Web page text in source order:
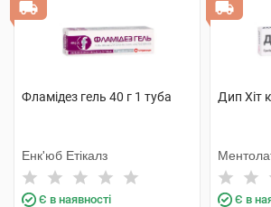
Фламідез гель 40 г 1 туба
Енк'юб Етікалз
Є в наявності
Дип Хіт
Є в